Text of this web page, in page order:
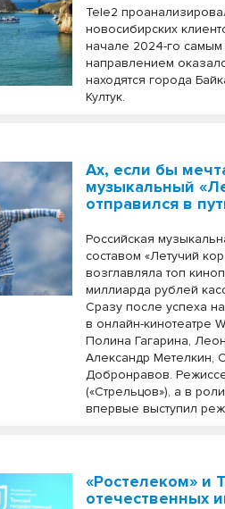
Tele2
новосибирских
начале 2024-го
направлением
находятся города
Култук.
Ах, если бы
музыкальный
отправился в
Российская
составом «Летучий
возглавляла топ
миллиарда рублей
Сразу после успеха
в онлайн-кинотеатре
Полина Гагарина,
Александр Метелкин,
Добронравов.
(«Стрельцов»), а в
впервые выступил
«Ростелеком» и
отечественных